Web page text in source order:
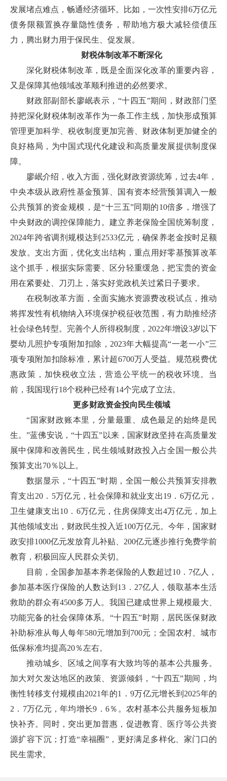
发展堵点难点，畅通经济循环。比如，一次性安排6万亿元
债务限额置换存量隐性债务，帮助地方极大减轻偿债压
力，腾出财力用于保民生、促发展。
财税体制改革不断深化
深化财税体制改革，既是全面深化改革的重要内容，
又是保障其他领域改革顺利推进的必然要求。
财政部副部长廖岷表示，“十四五”期间，财政部门坚
持把深化财税体制改革作为一条工作主线，加快形成预算
管理更加科学、税收制度更加完善、财政体制更加健全的
良好格局，为中国式现代化建设和高质量发展提供制度保
障。
廖岷介绍，收入方面，强化财政资源统筹，过去4年，
中央本级从政府性基金预算、国有资本经营预算调入一般
公共预算的资金规模，是“十三五”同期的10倍多，增强了
中央财政的调控保障能力。建立养老保险全国统筹制度，
2024年跨省调剂规模达到2533亿元，确保养老金按时足额
发放。支出方面，优化支出结构，重点用好零基预算改革
这个抓手，根据实际需要、区分轻重缓急，把宝贵的资金
用在紧要处、刀刃上，落实好党政机关过紧日子要求。
在税制改革方面，全面实施水资源费改税试点，推动
将挥发性有机物纳入环境保护税征收范围，有力助推经济
社会绿色转型。完善个人所得税制度，2022年增设3岁以下
婴幼儿照护专项附加扣除，2023年大幅提高“一老一小”三
项专项附加扣除标准，累计超6700万人受益。规范税费优
惠政策，加快税收立法，营造公平统一的税收环境。当
前，我国现行18个税种已经有14个完成了立法。
更多财政资金投向民生领域
“国家财政账本里，分量最重、成色最足的始终是民
生。”蓝佛安说，“十四五”以来，国家财政坚持在高质量发
展中保障和改善民生，民生领域财政投入占全国一般公共
预算支出70％以上。
数据显示，“十四五”时期，全国一般公共预算安排教
育支出20．5万亿元，社会保障和就业支出19．6万亿元，
卫生健康支出10．6万亿元，住房保障支出4万亿元，加上
其他领域支出，财政民生投入近100万亿元。今年，国家财
政安排1000亿元发放育儿补贴、200亿元逐步推行免费学前
教育，积极回应人民群众关切。
目前，全国参加基本养老保险的人数超过10．7亿人，
参加基本医疗保险的人数达到13．27亿人，领取基本生活
救助的群众有4500多万人。我国已建成世界上规模最大、
功能完备的社会保障体系。“十四五”时期，居民医保财政
补助标准从每人每年580元增加到700元；全国农村、城市
低保标准均提高20％左右。
推动城乡、区域之间享有大致均等的基本公共服务。
加大对欠发达地区的政策、资源倾斜，“十四五”期间，均
衡性转移支付规模由2021年的1．9万亿元增长到2025年的
2．7万亿元，年均增长9．6％。农村基本公共服务短板加
快补齐。同时，突出更加普惠，促进教育、医疗等公共资
源扩容下沉；打造“幸福圈”，更好满足多样化、家门口的
民生需求。